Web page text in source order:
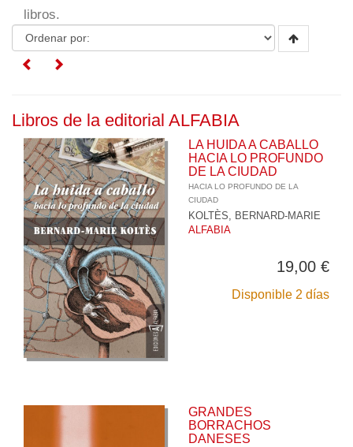
libros.
Libros de la editorial ALFABIA
LA HUIDA A CABALLO
HACIA LO PROFUNDO
DE LA CIUDAD
HACIA LO PROFUNDO DE LA
CIUDAD
KOLTÈS, BERNARD-MARIE
ALFABIA
19,00 €
Disponible 2 días
GRANDES
BORRACHOS
DANESES